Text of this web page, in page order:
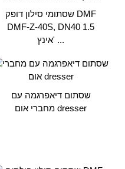
שסתומי סילון דופק DMF
DMF-Z-40S, DN40 1.5
אינץ' ...
שסתום דיאפרגמה עם
מחברי אום dresser